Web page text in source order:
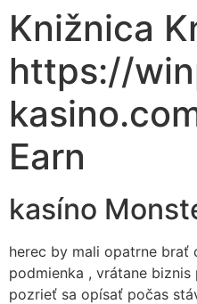
Knižnica
https://
Earn
kasíno
herec by mali opatrne brať
podmienka , vrátane
pozrieť sa opísať počas